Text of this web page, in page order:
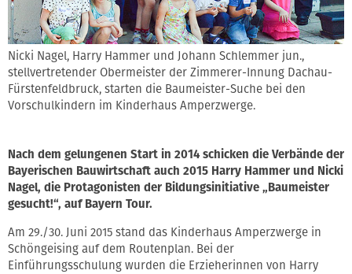
Nicki Nagel, Harry Hammer und Johann Schlemmer jun.,
stellvertretender Obermeister der Zimmerer-Innung Dachau-
Fürstenfeldbruck, starten die Baumeister-Suche bei den
Vorschulkindern im Kinderhaus Amperzwerge.
Nach dem gelungenen Start in 2014 schicken die Verbände der
Bayerischen Bauwirtschaft auch 2015 Harry Hammer und Nicki
Nagel, die Protagonisten der Bildungsinitiative „Baumeister
gesucht!“, auf Bayern Tour.
Am 29./30. Juni 2015 stand das Kinderhaus Amperzwerge in
Schöngeising auf dem Routenplan. Bei der
Einführungsschulung wurden die Erzieherinnen von Harry